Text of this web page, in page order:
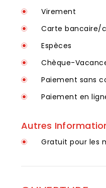
Virement
Carte bancaire/
Espèces
Chèque-
Paiement sans
Paiement en
Autres
Gratuit pour les